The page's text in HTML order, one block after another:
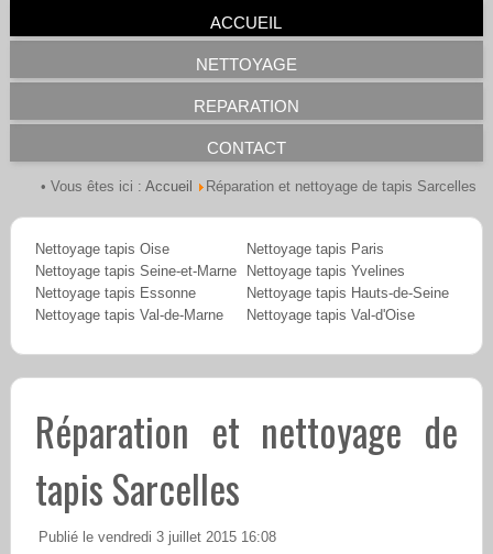
ACCUEIL
NETTOYAGE
REPARATION
CONTACT
• Vous êtes ici : Accueil Réparation et nettoyage de tapis Sarcelles
Nettoyage tapis Oise
Nettoyage tapis Paris
Nettoyage tapis Seine-et-Marne
Nettoyage tapis Yvelines
Nettoyage tapis Essonne
Nettoyage tapis Hauts-de-Seine
Nettoyage tapis Val-de-Marne
Nettoyage tapis Val-d'Oise
Réparation et nettoyage de
tapis Sarcelles
Publié le vendredi 3 juillet 2015 16:08